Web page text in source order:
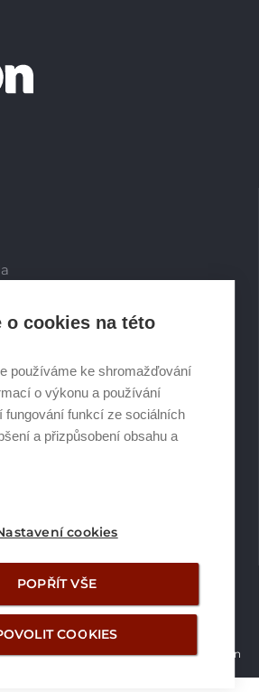
o cookies na této
používáme ke shromažďování
o výkonu a používání
fungování funkcí ze sociálních
a přizpůsobení obsahu a
cookies
POPŘÍT VŠE
COOKIES
2026
Vytvořilo studio Žalud Design